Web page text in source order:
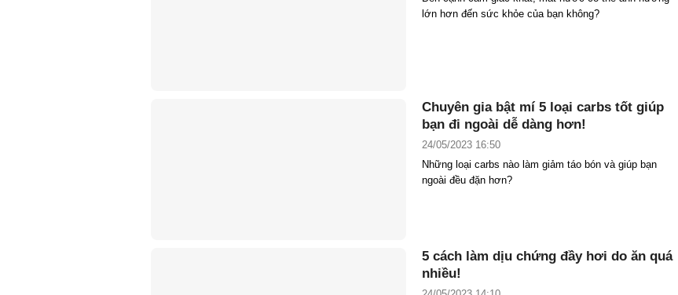
lớn hơn đến sức khỏe của bạn không?
Chuyên gia bật mí 5 loại carbs tốt giúp
bạn đi ngoài dễ dàng hơn!
24/05/2023 16:50
Những loại carbs nào làm giảm táo bón và giúp bạn
ngoài đều đặn hơn?
5 cách làm dịu chứng đầy hơi do ăn quá
nhiều!